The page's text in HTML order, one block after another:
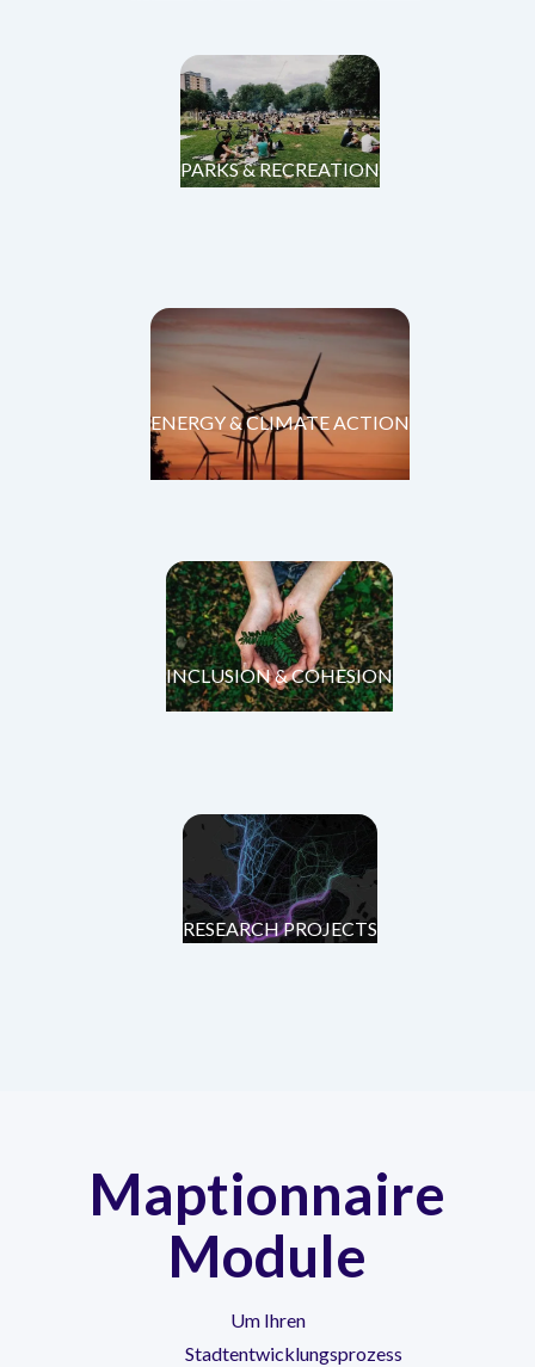
PARKS & RECREATION
ENERGY & CLIMATE ACTION
INCLUSION & COHESION
RESEARCH PROJECTS
Maptionnaire
Module
Um Ihren
Stadtentwicklungsprozess